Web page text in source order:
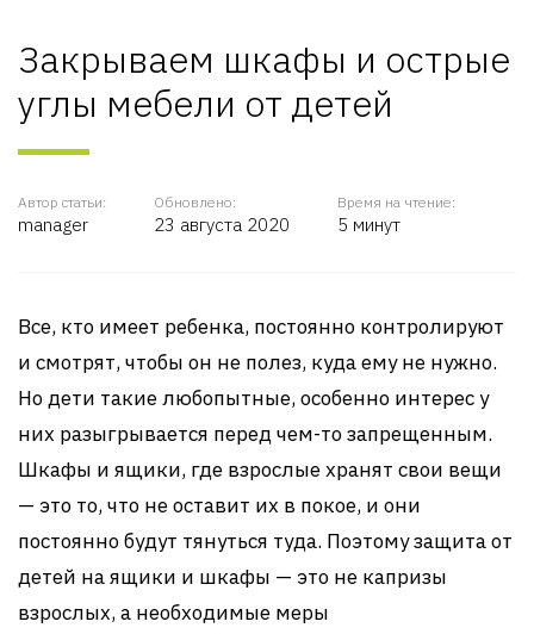
Закрываем шкафы и острые
углы мебели от детей
Автор статьи:
manager
Обновлено:
23 августа 2020
Время на чтение:
5 минут
Все, кто имеет ребенка, постоянно контролируют
и смотрят, чтобы он не полез, куда ему не нужно.
Но дети такие любопытные, особенно интерес у
них разыгрывается перед чем-то запрещенным.
Шкафы и ящики, где взрослые хранят свои вещи
— это то, что не оставит их в покое, и они
постоянно будут тянуться туда. Поэтому защита от
детей на ящики и шкафы — это не капризы
взрослых, а необходимые меры